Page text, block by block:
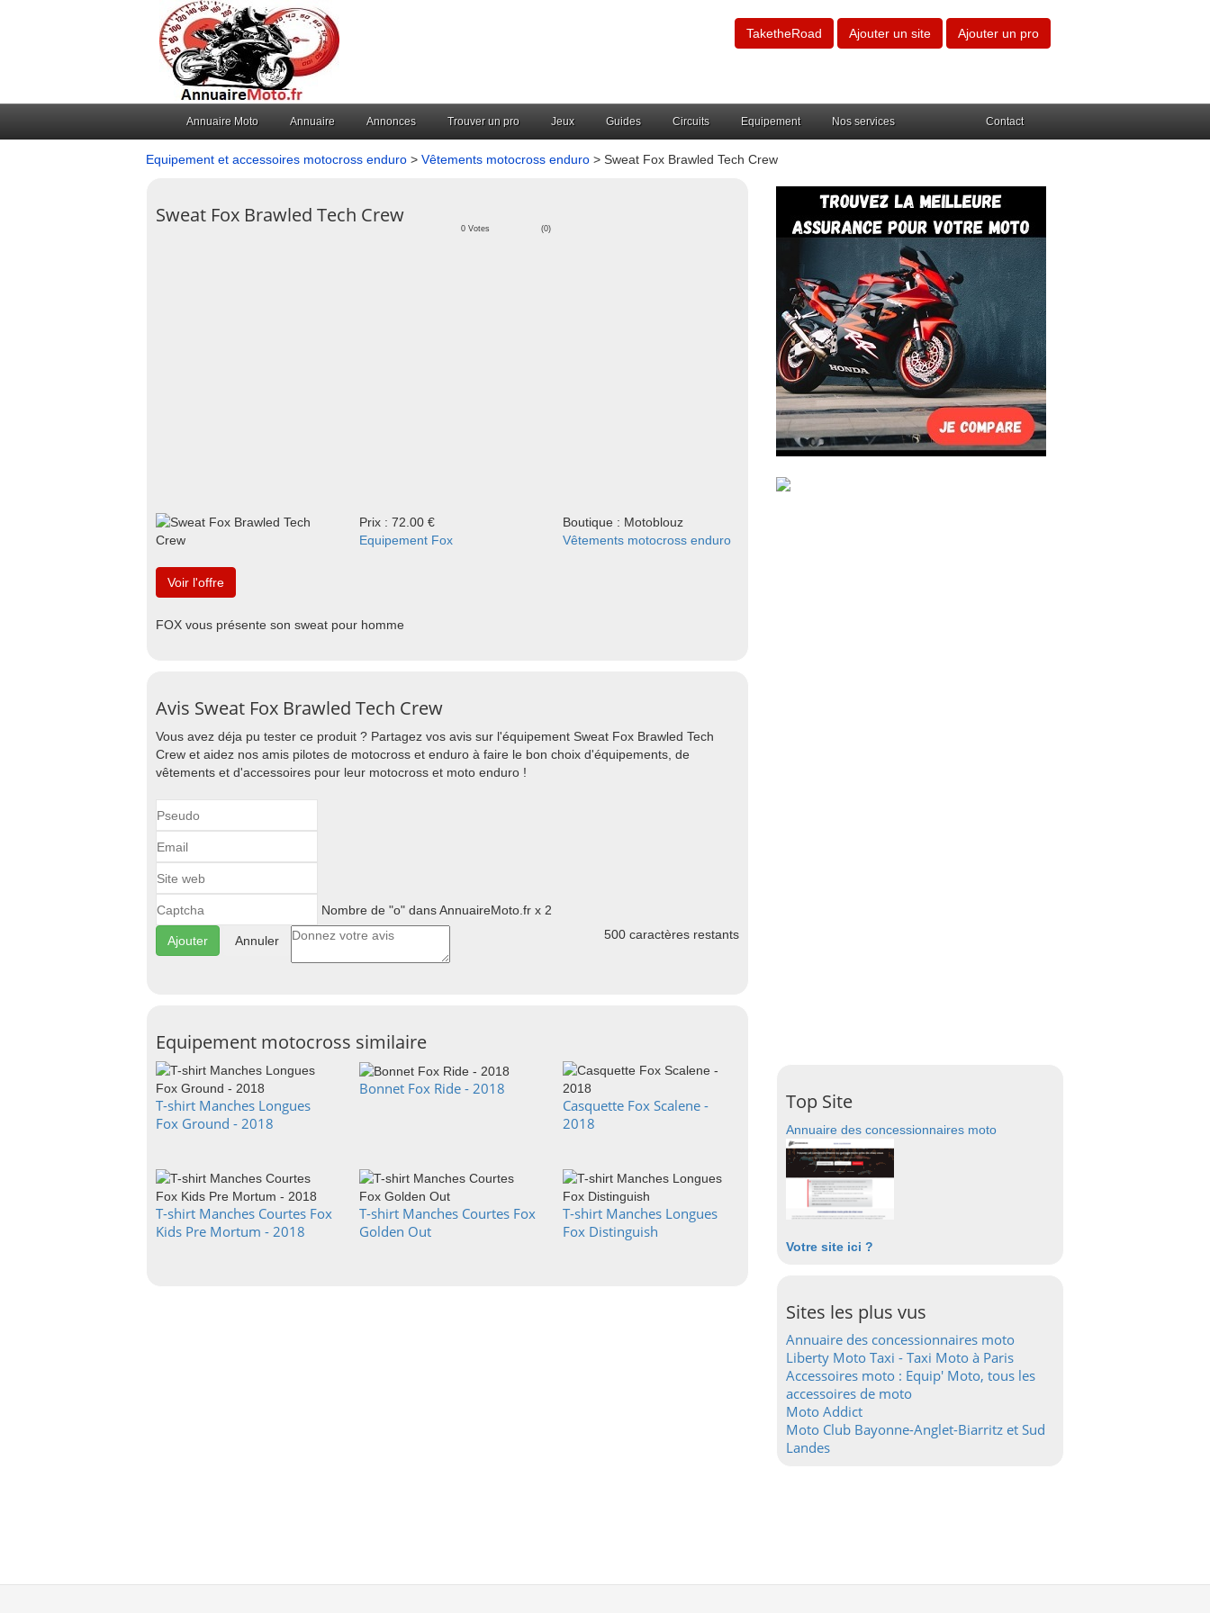
TaketheRoad Ajouter un site Ajouter un pro
Annuaire Moto Annuaire Annonces Trouver un pro Jeux Guides Circuits Equipement Nos services Contact
Equipement et accessoires motocross enduro > Vêtements motocross enduro > Sweat Fox Brawled Tech Crew
Sweat Fox Brawled Tech Crew
0 Votes (0)
Prix : 72.00 €
Boutique : Motoblouz
Equipement Fox
Vêtements motocross enduro
Voir l'offre
FOX vous présente son sweat pour homme
Avis Sweat Fox Brawled Tech Crew
Vous avez déja pu tester ce produit ? Partagez vos avis sur l'équipement Sweat Fox Brawled Tech
Crew et aidez nos amis pilotes de motocross et enduro à faire le bon choix d'équipements, de
vêtements et d'accessoires pour leur motocross et moto enduro !
Nombre de "o" dans AnnuaireMoto.fr x 2
Annuler 500 caractères restants
Equipement motocross similaire
T-shirt Manches Longues
Fox Ground - 2018
Bonnet Fox Ride - 2018
Casquette Fox Scalene -
2018
T-shirt Manches Courtes Fox
Kids Pre Mortum - 2018
T-shirt Manches Courtes Fox
Golden Out
T-shirt Manches Longues
Fox Distinguish
Top Site
Annuaire des concessionnaires moto
Votre site ici ?
Sites les plus vus
Annuaire des concessionnaires moto
Liberty Moto Taxi - Taxi Moto à Paris
Accessoires moto : Equip' Moto, tous les
accessoires de moto
Moto Addict
Moto Club Bayonne-Anglet-Biarritz et Sud
Landes